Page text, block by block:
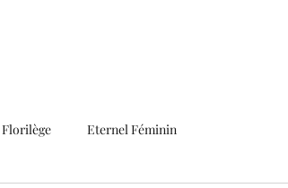
Florilège Eternel Féminin